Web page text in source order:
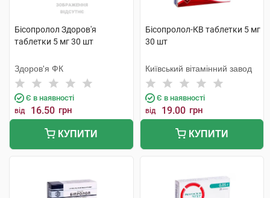
Бісопролол Здоров'я
таблетки 5 мг 30 шт
Здоров'я ФК
Є в наявності
від 16.50 грн
КУПИТИ
Бісопролол-КВ таблетки 5 мг
30 шт
Київський вітамінний завод
Є в наявності
від 19.00 грн
КУПИТИ